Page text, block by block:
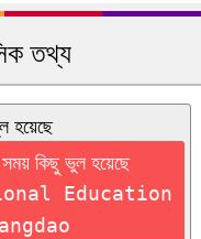
তথ্য
হয়েছে
সময় কিছু ভুল হয়েছে
Education